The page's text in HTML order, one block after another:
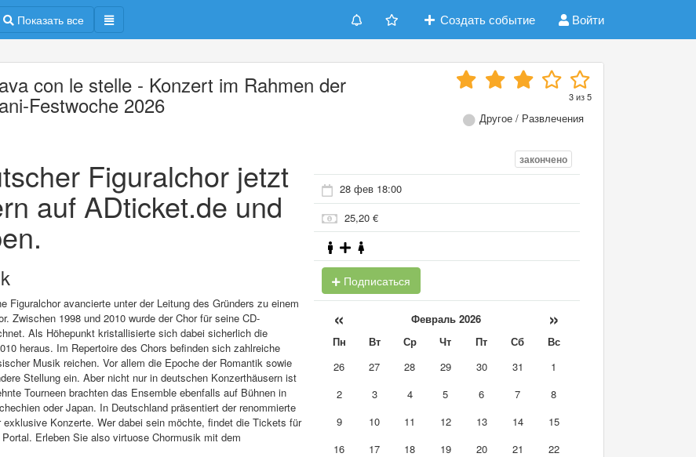
Показать все Создать событие Войти
con le stelle - Konzert im Rahmen der
Festwoche 2026 3из5
Другое / Развлечения
Figuralchor jetzt
auf ADticket.de und
Figuralchor avancierte unter der Leitung des Gründers zu einem
Zwischen 1998 und 2010 wurde der Chor für seine CD-
Als Höhepunkt kristallisierte sich dabei sicherlich die
heraus. Im Repertoire des Chors befinden sich zahlreiche
Musik reichen. Vor allem die Epoche der Romantik sowie
Stellung ein. Aber nicht nur in deutschen Konzerthäusern ist
Tourneen brachten das Ensemble ebenfalls auf Bühnen in
oder Japan. In Deutschland präsentiert der renommierte
Konzerte. Wer dabei sein möchte, findet die Tickets für
Erleben Sie also virtuose Chormusik mit dem
закончено
28 фев 18:00
25,20 €
Подписаться
« Февраль 2026 »
Пн Вт Ср Чт Пт Сб
Вс
26
27 28 29 30 31
1
2
3 4 5 6 7
8
9
10 11 12 13 14
15
16
17 18 19 20 21
22